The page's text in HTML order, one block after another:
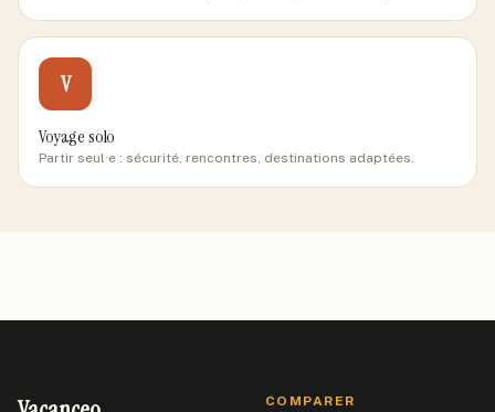
V
Voyage solo
Partir seul·e : sécurité, rencontres, destinations adaptées.
COMPARER